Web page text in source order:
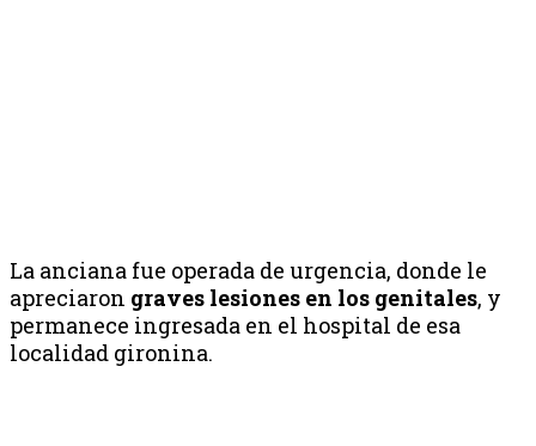
La anciana fue operada de urgencia, donde le
apreciaron graves lesiones en los genitales, y
permanece ingresada en el hospital de esa
localidad gironina.